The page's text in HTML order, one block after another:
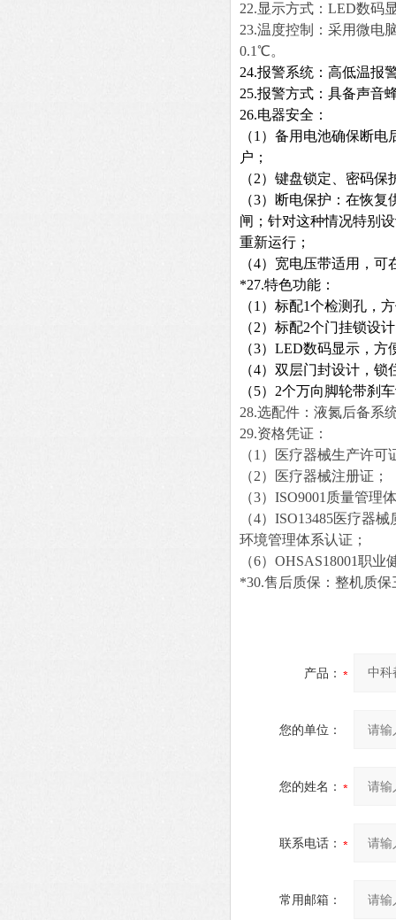
22.显示方式：LED数码
23.温度控制： 采用微电
0.1℃。
24.报警系统：高低温报
25.报警方式：具备声音
26.电器安全：
（1）备用电池确保断
户；
（2）键盘锁定、密码
（3）断电保护：在恢
闸；针对这种情况特别
重新运行；
（4）宽电压带适用，可
*27.特色功能：
（1）标配1个检测孔，
（2）标配2个门挂锁设
（3）LED数码显示，方
（4）双层门封设计，锁
（5）2个万向脚轮带刹
28.选配件：液氮后备系
29.资格凭证：
（1）医疗器械生产许可
（2）医疗器械注册证；
（3）ISO9001质量管理
（4）ISO13485
环境管理体系认证；
（6）OHSAS18001职业
*30.售后质保：整机质保
产品：
您的单位：
您的姓名：
联系电话：
常用邮箱：